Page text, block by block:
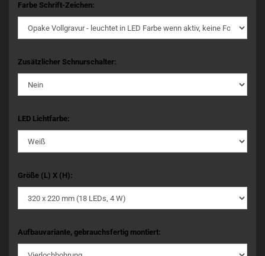
Farbe Schrift-Zeichen:
Zusätzlicher Schnurschalter:
LED Lichtfarbe:
Größe (L) X (H):
Aufbauvariante, gebrauchsfertig montiert: